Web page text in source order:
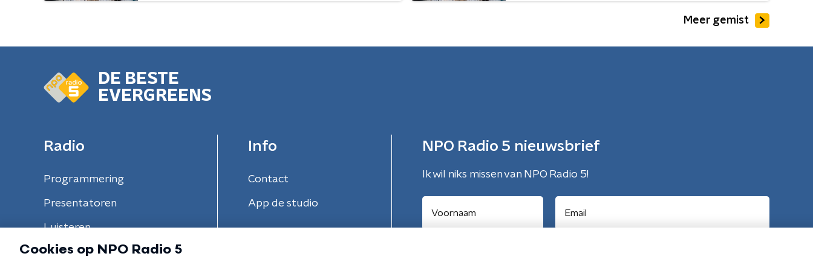
Meer gemist
DE BESTE
EVERGREENS
Radio
Programmering
Presentatoren
Luisteren
Info
Contact
App de studio
NPO Radio 5 nieuwsbrief
Ik wil niks missen van NPO Radio 5!